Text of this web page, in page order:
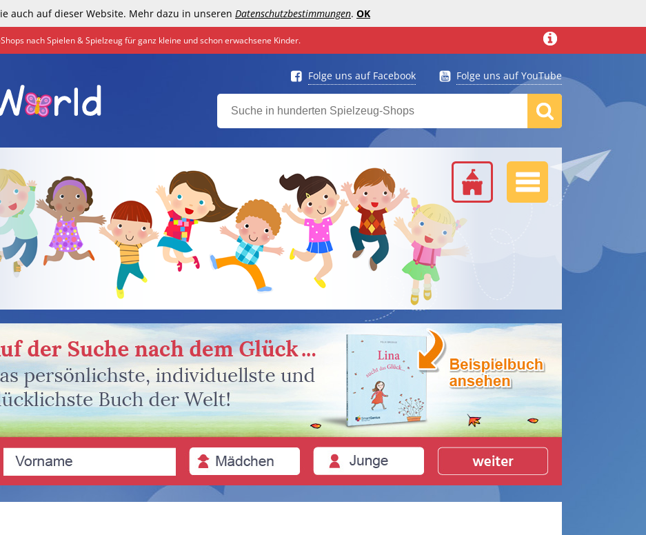
auch auf dieser Website. Mehr dazu in unseren Datenschutzbestimmungen. OK
nach Spielen & Spielzeug für ganz kleine und schon erwachsene Kinder.
Folge uns auf Facebook Folge uns auf YouTube